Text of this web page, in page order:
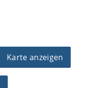
Karte anzeigen